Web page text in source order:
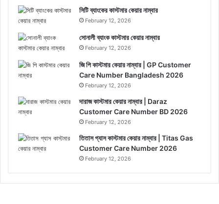
সিটি ব্যাংকের কাস্টমার কেয়ার নাম্বার
February 12, 2026
সোনালী ব্যাংক কাস্টমার কেয়ার নাম্বার
February 12, 2026
জি পি কাস্টমার কেয়ার নাম্বার | GP Customer
Care Number Bangladesh 2026
February 12, 2026
দারাজ কাস্টমার কেয়ার নাম্বার | Daraz
Customer Care Number BD 2026
February 12, 2026
তিতাস গ্যাস কাস্টমার কেয়ার নাম্বার | Titas Gas
Customer Care Number 2026
February 12, 2026